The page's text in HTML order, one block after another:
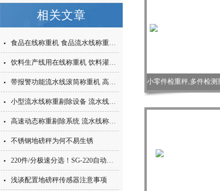
相关文章
食品在线称重机 食品流水线称重机 食品动态称重设备
饮料生产线用在线称重机 饮料灌装后称重设备 饮料包装车间流水线称重机
带报警功能流水线滚筒称重机 高精度滚筒称重设备 动态流水线称重机
小型流水线称重剔除设备 流水线称重机精度±0.1g 称重剔除机多语言切换功能
高速动态称重剔除系统 流水线称重机超重报警功能 称重剔除机品牌
不锈钢地磅秤为何不易生锈
220件/分极速分选！SG-220自动检重秤：中高速产线质控核心装备
浅谈配置地磅秤传感器注意事项